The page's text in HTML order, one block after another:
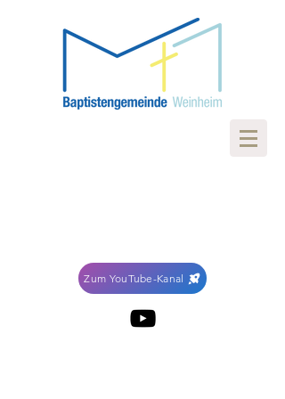
Zum YouTube-Kanal